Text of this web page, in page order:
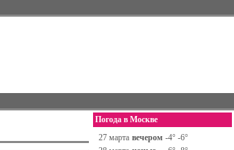
Погода в Москве
27 марта вечером -4° -6°